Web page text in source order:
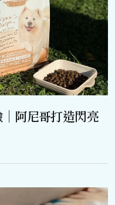
阿尼哥打造閃亮